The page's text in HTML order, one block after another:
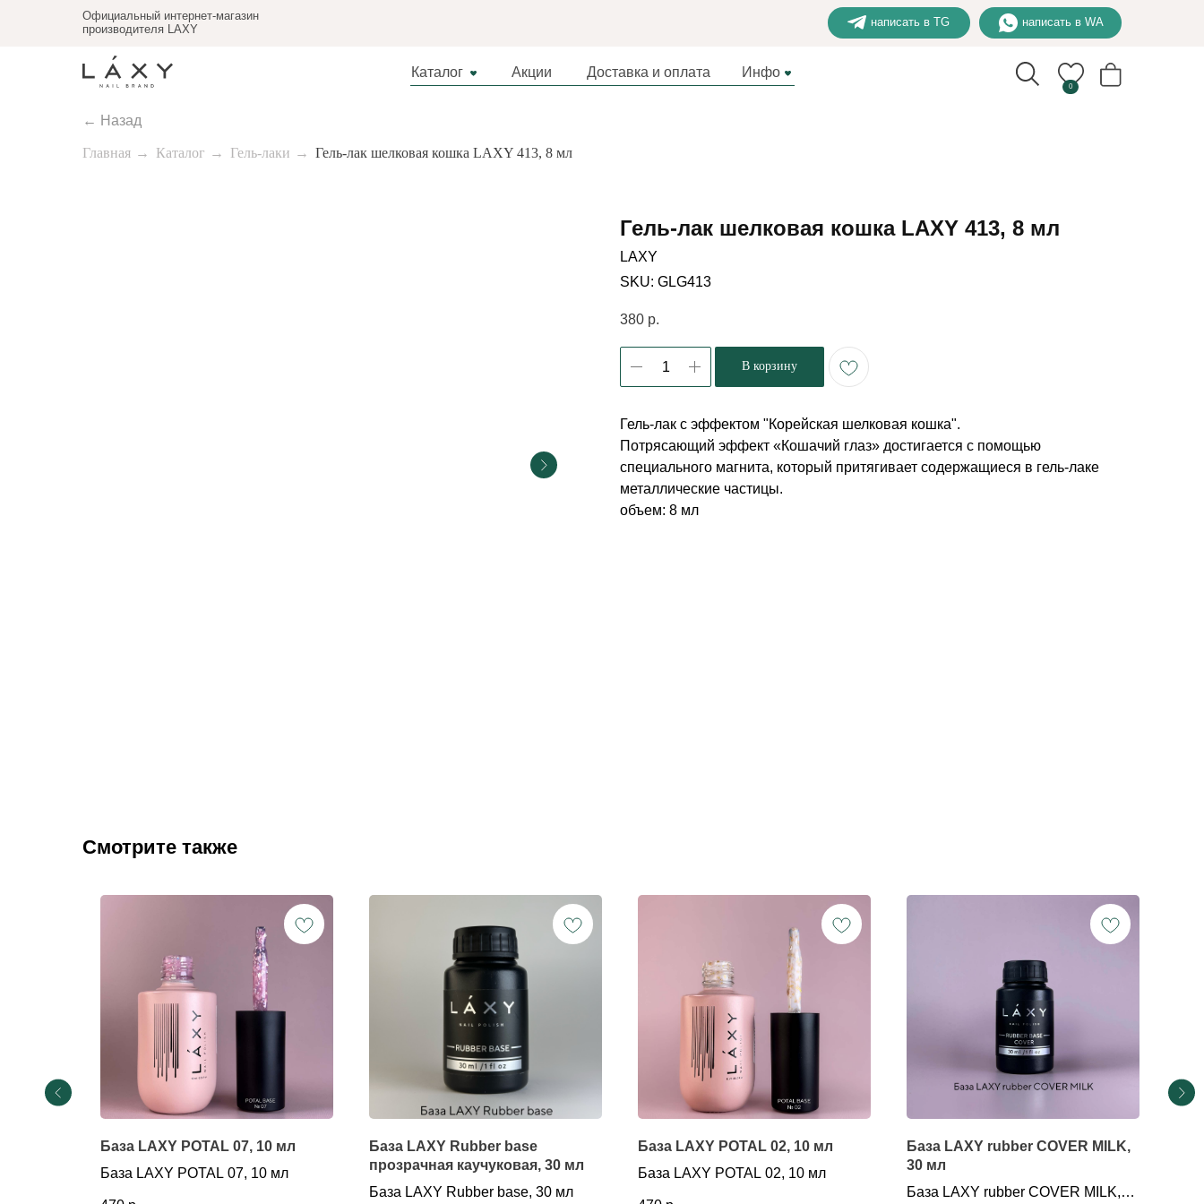
Официальный интернет-магазин
производителя LAXY
написать в WA
Каталог Инфо
Акции Доставка и оплата
0
написать в TG
← Назад
Главная → Каталог → Гель-лаки → Гель-лак шелковая кошка LAXY 413, 8 мл
Гель-лак шелковая кошка LAXY 413, 8 мл
LAXY
SKU: GLG413
380 р.
В корзину
Гель-лак с эффектом "Корейская шелковая кошка".
Потрясающий эффект «Кошачий глаз» достигается с помощью
специального магнита, который притягивает содержащиеся в гель-лаке
металлические частицы.
объем: 8 мл
Смотрите также
База LAXY POTAL 07, 10 мл
База LAXY POTAL 07, 10 мл
База LAXY Rubber base
прозрачная каучуковая, 30 мл
База LAXY Rubber base, 30 мл
База LAXY POTAL 02, 10 мл
База LAXY POTAL 02, 10 мл
База LAXY rubber COVER MILK,
30 мл
База LAXY rubber COVER MILK,